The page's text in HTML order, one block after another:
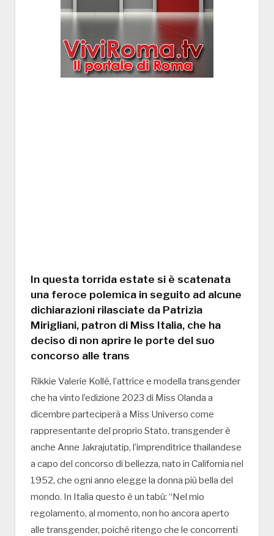
In questa torrida estate si è scatenata
una feroce polemica in seguito ad alcune
dichiarazioni rilasciate da Patrizia
Mirigliani, patron di Miss Italia, che ha
deciso di non aprire le porte del suo
concorso alle trans
Rikkie Valerie Kollé, l’attrice e modella transgender
che ha vinto l’edizione 2023 di Miss Olanda a
dicembre parteciperà a Miss Universo come
rappresentante del proprio Stato, transgender è
anche Anne Jakrajutatip, l’imprenditrice thailandese
a capo del concorso di bellezza, nato in California nel
1952, che ogni anno elegge la donna più bella del
mondo. In Italia questo è un tabù: “Nel mio
regolamento, al momento, non ho ancora aperto
alle transgender, poiché ritengo che le concorrenti